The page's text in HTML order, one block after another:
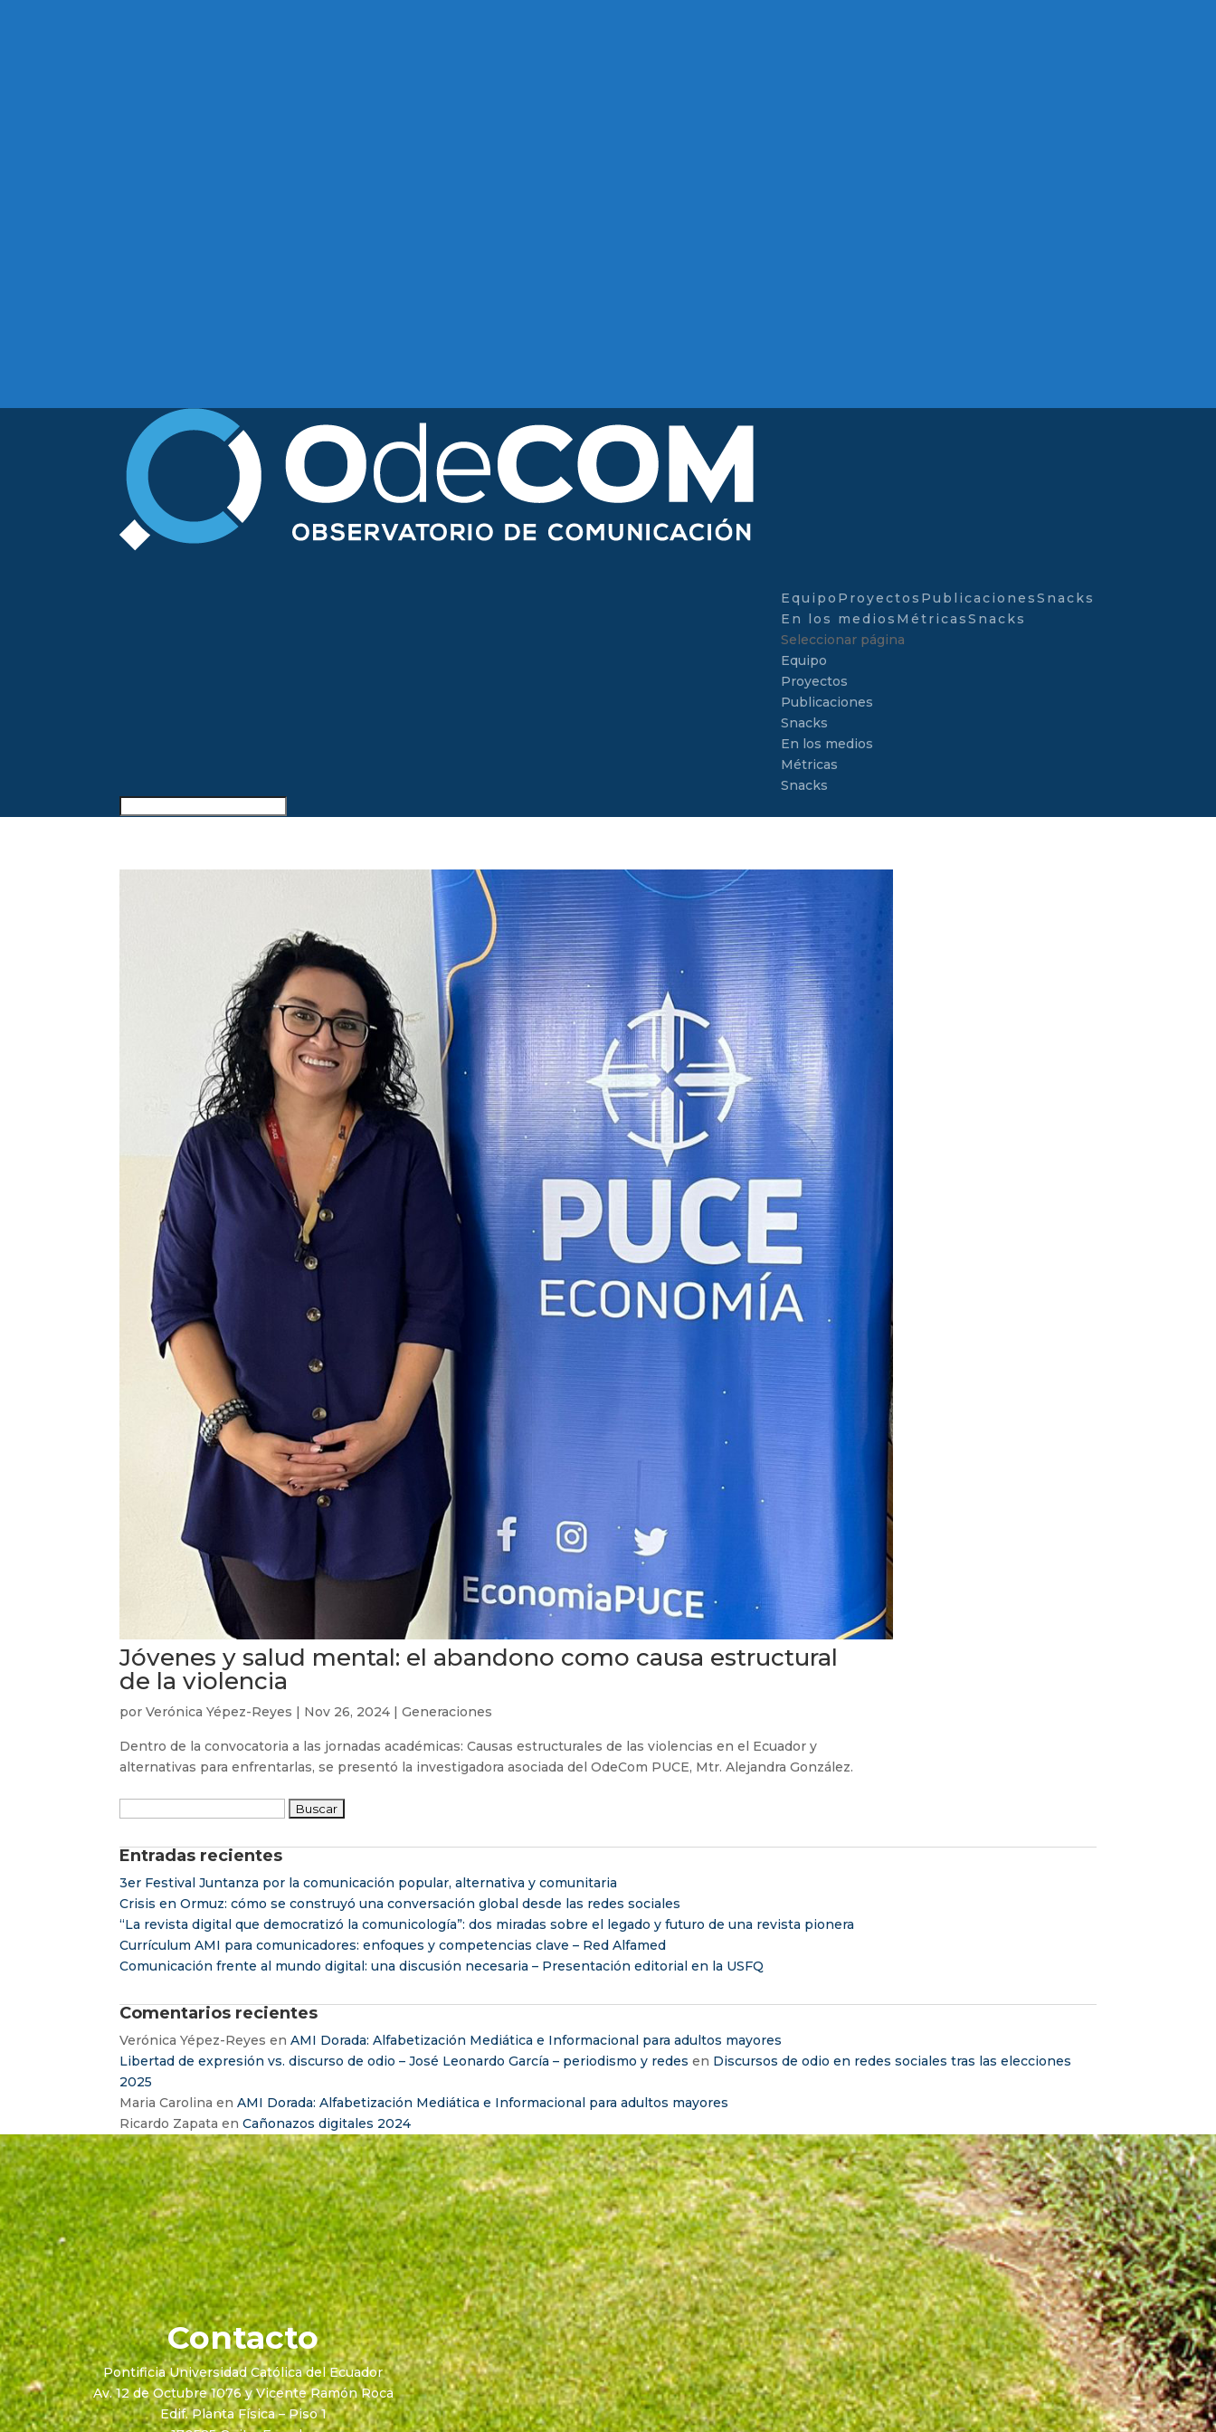
Equipo Proyectos PublicacionesSnacks
En los medios MétricasSnacks
Seleccionar página
Equipo
Proyectos
Publicaciones
Snacks
En los medios
Métricas
Snacks
Jóvenes y salud mental: el abandono como causa estructural
de la violencia
por Verónica Yépez-Reyes | Nov 26, 2024 | Generaciones
Dentro de la convocatoria a las jornadas académicas: Causas estructurales de las violencias en el Ecuador y
alternativas para enfrentarlas, se presentó la investigadora asociada del OdeCom PUCE, Mtr. Alejandra González.
Entradas recientes
3er Festival Juntanza por la comunicación popular, alternativa y comunitaria
Crisis en Ormuz: cómo se construyó una conversación global desde las redes sociales
“La revista digital que democratizó la comunicología”: dos miradas sobre el legado y futuro de una revista pionera
Currículum AMI para comunicadores: enfoques y competencias clave – Red Alfamed
Comunicación frente al mundo digital: una discusión necesaria – Presentación editorial en la USFQ
Comentarios recientes
Verónica Yépez-Reyes en AMI Dorada: Alfabetización Mediática e Informacional para adultos mayores
Libertad de expresión vs. discurso de odio – José Leonardo García – periodismo y redes en Discursos de odio en redes sociales tras las elecciones
2025
Maria Carolina en AMI Dorada: Alfabetización Mediática e Informacional para adultos mayores
Ricardo Zapata en Cañonazos digitales 2024
Contacto
Pontificia Universidad Católica del Ecuador
Av. 12 de Octubre 1076 y Vicente Ramón Roca
Edif. Planta Física – Piso 1